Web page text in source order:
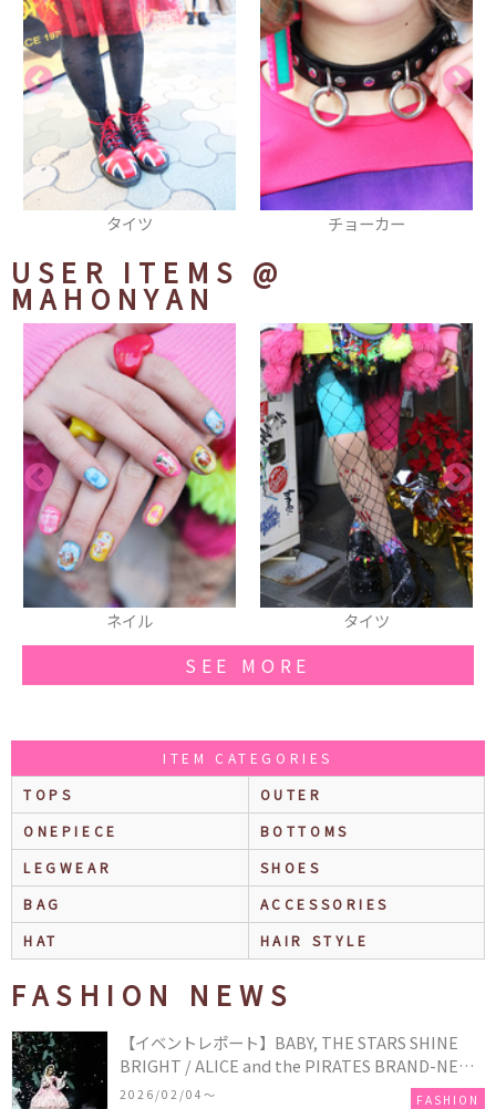
チョーカー 帽子
USER ITEMS @
MAHONYAN
タイツ スマホカバー
SEE MORE
ITEM CATEGORIES
TOPS
OUTER
ONEPIECE
BOTTOMS
LEGWEAR
SHOES
BAG
ACCESSORIES
HAT
HAIR STYLE
FASHION NEWS
【イベントレポート】BABY, THE STARS SHINE
BRIGHT / ALICE and the PIRATES BRAND-NEW
COLLECTION in TOKYO
2026/02/04〜 FASHION